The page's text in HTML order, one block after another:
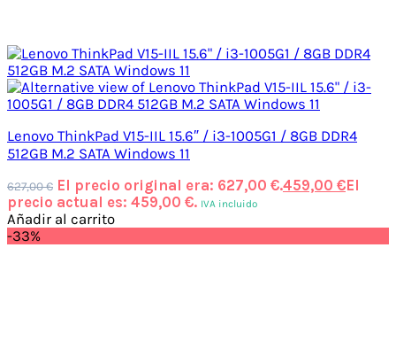
Lenovo ThinkPad V15-IIL 15.6″ / i3-1005G1 / 8GB DDR4
512GB M.2 SATA Windows 11
627,00€ El precio original era: 627,00 €.459,00 €El
precio actual es: 459,00 €. IVA incluido
Añadir al carrito
-33%